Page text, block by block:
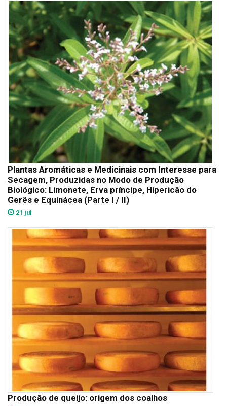
Plantas Aromáticas e Medicinais com Interesse para
Secagem, Produzidas no Modo de Produção
Biológico: Limonete, Erva príncipe, Hipericão do
Gerês e Equinácea (Parte I / II)
21 jul
Produção de queijo: origem dos coalhos